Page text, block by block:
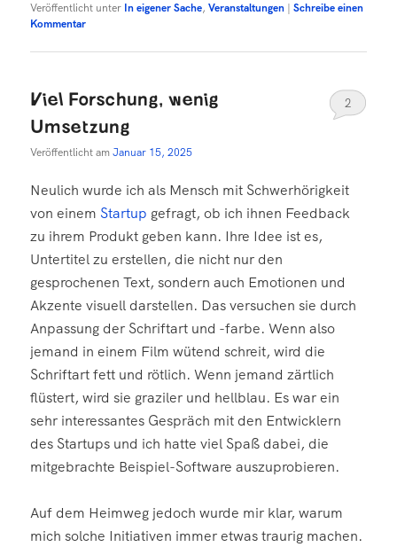
Veröffentlicht unter In eigener Sache,Veranstaltungen |Schreibe einen
Kommentar
Viel Forschung, wenig
Umsetzung
Veröffentlicht amJanuar 15, 2025
2
Neulich wurde ich als Mensch mit Schwerhörigkeit
von einem Startup gefragt, ob ich ihnen Feedback
zu ihrem Produkt geben kann. Ihre Idee ist es,
Untertitel zu erstellen, die nicht nur den
gesprochenen Text, sondern auch Emotionen und
Akzente visuell darstellen. Das versuchen sie durch
Anpassung der Schriftart und -farbe. Wenn also
jemand in einem Film wütend schreit, wird die
Schriftart fett und rötlich. Wenn jemand zärtlich
flüstert, wird sie graziler und hellblau. Es war ein
sehr interessantes Gespräch mit den Entwicklern
des Startups und ich hatte viel Spaß dabei, die
mitgebrachte Beispiel-Software auszuprobieren.
Auf dem Heimweg jedoch wurde mir klar, warum
mich solche Initiativen immer etwas traurig machen.